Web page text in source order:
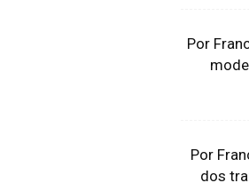
Por
Por
dos